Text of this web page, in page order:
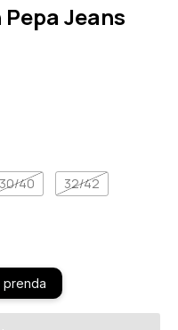
Jeans
30/40
32/42
prenda